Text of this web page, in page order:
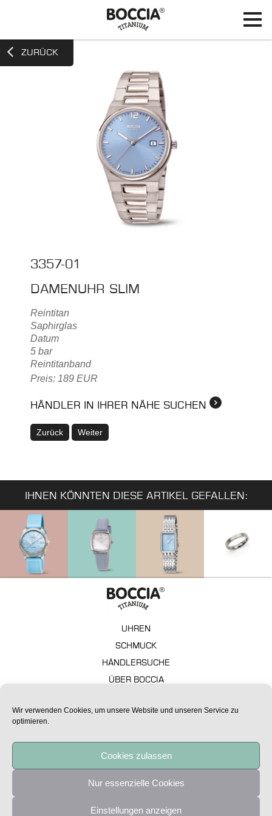
Wir verwenden Cookies, um unsere Website und unseren Service zu
optimieren.
Cookies zulassen
Nur essenzielle Cookies
Einstellungen anzeigen
ZURÜCK
3357-01
DAMENUHR SLIM
Reintitan
Saphirglas
Datum
5 bar
Reintitanband
Preis: 189 EUR
HÄNDLER IN IHRER NÄHE SUCHEN
Zurück Weiter
IHNEN KÖNNTEN DIESE ARTIKEL GEFALLEN:
Alle Preise sind unverbindliche Preisempfehlungen.
Copyright Boccia Titanium 2020
FAQ – TECHNISCHE ASPEKTE
UHREN
SCHMUCK
HÄNDLERSUCHE
ÜBER BOCCIA